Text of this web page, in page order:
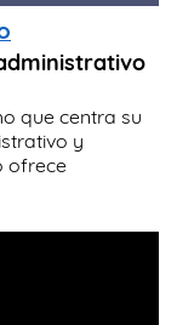
que centra su
y
ofrece